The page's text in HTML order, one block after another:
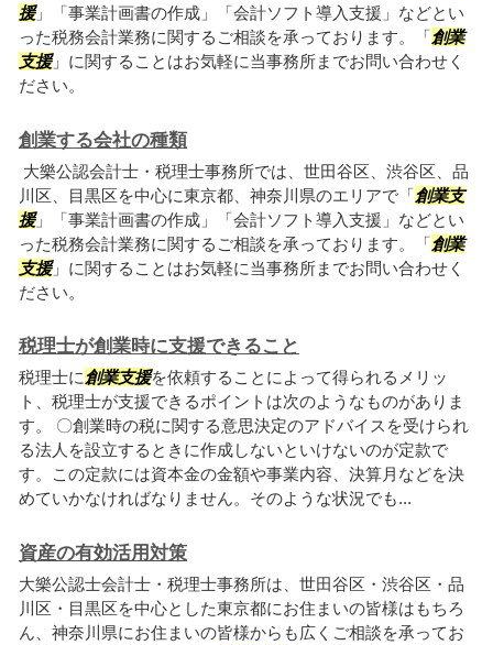
援」「事業計画書の作成」「会計ソフト導入支援」などとい
った税務会計業務に関するご相談を承っております。「創業
支援」に関することはお気軽に当事務所までお問い合わせく
ださい。
創業する会社の種類
大樂公認会計士・税理士事務所では、世田谷区、渋谷区、品
川区、目黒区を中心に東京都、神奈川県のエリアで「創業支
援」「事業計画書の作成」「会計ソフト導入支援」などとい
った税務会計業務に関するご相談を承っております。「創業
支援」に関することはお気軽に当事務所までお問い合わせく
ださい。
税理士が創業時に支援できること
税理士に創業支援を依頼することによって得られるメリッ
ト、税理士が支援できるポイントは次のようなものがありま
す。 〇創業時の税に関する意思決定のアドバイスを受けられ
る法人を設立するときに作成しないといけないのが定款で
す。この定款には資本金の金額や事業内容、決算月などを決
めていかなければなりません。そのような状況でも...
資産の有効活用対策
大樂公認士会計士・税理士事務所は、世田谷区・渋谷区・品
川区・目黒区を中心とした東京都にお住まいの皆様はもちろ
ん、神奈川県にお住まいの皆様からも広くご相談を承ってお